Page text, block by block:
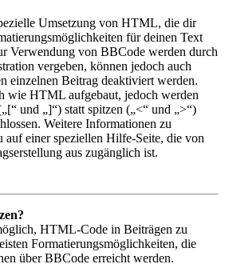
Umsetzung von HTML, die dir
für deinen Text
Verwendung von BBCode werden durch
vergeben, können jedoch auch
einzelnen Beitrag deaktiviert werden.
wie HTML aufgebaut, jedoch werden
und „]“) statt spitzen („<“ und „>“)
Weitere Informationen zu
auf einer speziellen Hilfe-Seite, die von
aus zugänglich ist.
HTML-Code in Beiträgen zu
Formatierungsmöglichkeiten, die
über BBCode erreicht werden.